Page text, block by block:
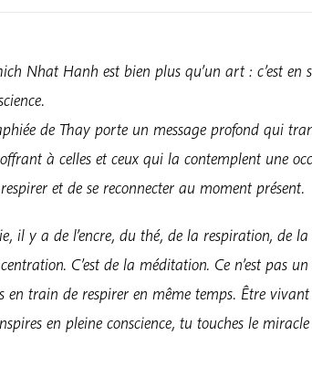
Thich
Hanh
Nhat Hanh est bien plus qu’un art : c’est en
de Thay porte un message profond qui
à celles et ceux qui la contemplent une
et de se reconnecter au moment présent.
il y a de l’encre, du thé, de la respiration, de la
C’est de la méditation. Ce n’est pas
en train de respirer en même temps. Être
en pleine conscience, tu touches le miracle